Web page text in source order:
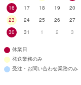
16
17 18 19 20
23
24 25 26 27
30
31 1 2 3
休業日
発送業務のみ
受注・お問い合わせ業務のみ